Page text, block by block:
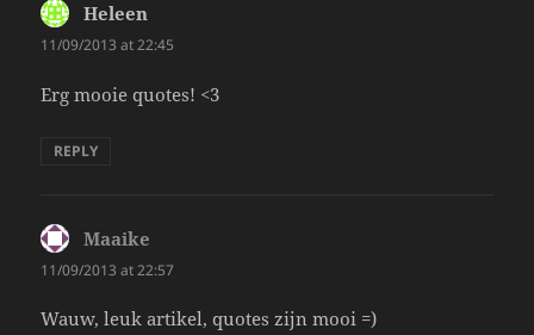
Heleen
11/09/2013 at 22:45
Erg mooie quotes! <3
REPLY
Maaike
11/09/2013 at 22:57
Wauw, leuk artikel, quotes zijn mooi =)